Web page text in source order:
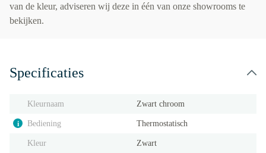
van de kleur, adviseren wij deze in één van onze showrooms te
bekijken.
Specificaties
Kleurnaam Zwart chroom
i Bediening Thermostatisch
Kleur Zwart